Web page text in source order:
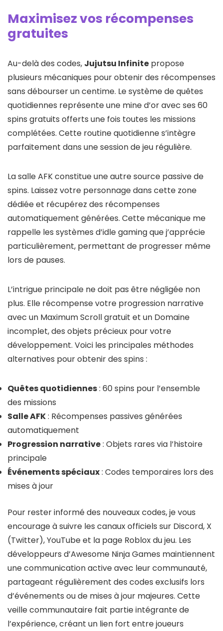
Maximisez vos récompenses
gratuites
Au-delà des codes, Jujutsu Infinite propose
plusieurs mécaniques pour obtenir des récompenses
sans débourser un centime. Le système de quêtes
quotidiennes représente une mine d’or avec ses 60
spins gratuits offerts une fois toutes les missions
complétées. Cette routine quotidienne s’intègre
parfaitement dans une session de jeu régulière.
La salle AFK constitue une autre source passive de
spins. Laissez votre personnage dans cette zone
dédiée et récupérez des récompenses
automatiquement générées. Cette mécanique me
rappelle les systèmes d’idle gaming que j’apprécie
particulièrement, permettant de progresser même
lors de pauses.
L’intrigue principale ne doit pas être négligée non
plus. Elle récompense votre progression narrative
avec un Maximum Scroll gratuit et un Domaine
incomplet, des objets précieux pour votre
développement. Voici les principales méthodes
alternatives pour obtenir des spins :
Quêtes quotidiennes: 60 spins pour l’ensemble
des missions
Salle AFK: Récompenses passives générées
automatiquement
Progression narrative: Objets rares via l’histoire
principale
Événements spéciaux: Codes temporaires lors des
mises à jour
Pour rester informé des nouveaux codes, je vous
encourage à suivre les canaux officiels sur Discord, X
(Twitter), YouTube et la page Roblox du jeu. Les
développeurs d’Awesome Ninja Games maintiennent
une communication active avec leur communauté,
partageant régulièrement des codes exclusifs lors
d’événements ou de mises à jour majeures. Cette
veille communautaire fait partie intégrante de
l’expérience, créant un lien fort entre joueurs